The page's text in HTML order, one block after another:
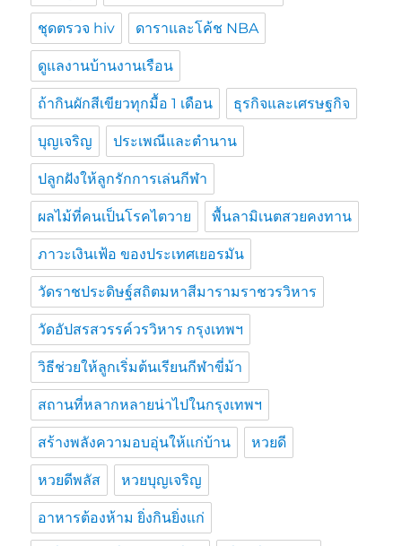
ชุดตรวจ hiv ดาราและโค้ช NBA
ดูแลงานบ้านงานเรือน
ถ้ากินผักสีเขียวทุกมื้อ 1 เดือน ธุรกิจและเศรษฐกิจ
บุญเจริญ ประเพณีและตำนาน
ปลูกฝังให้ลูกรักการเล่นกีฬา
ผลไม้ที่คนเป็นโรคไตวาย พื้นลามิเนตสวยคงทาน
ภาวะเงินเฟ้อ ของประเทศเยอรมัน
วัดราชประดิษฐ์สถิตมหาสีมารามราชวรวิหาร
วัดอัปสรสวรรค์วรวิหาร กรุงเทพฯ
วิธีช่วยให้ลูกเริ่มต้นเรียนกีฬาขี่ม้า
สถานที่หลากหลายน่าไปในกรุงเทพฯ
สร้างพลังความอบอุ่นให้แก่บ้าน หวยดี
หวยดีพลัส หวยบุญเจริญ
อาหารต้องห้าม ยิ่งกินยิ่งแก่